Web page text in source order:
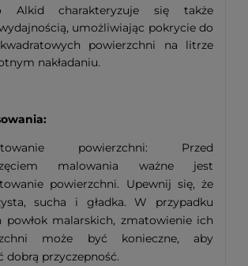
Alkid charakteryzuje się także
umożliwiając pokrycie do
powierzchni na litrze
nakładaniu.
powierzchni: Przed
malowania ważne jest
powierzchni. Upewnij się, że
sucha i gładka. W przypadku
powłok malarskich, zmatowienie ich
może być konieczne, aby
dobrą przyczepność.